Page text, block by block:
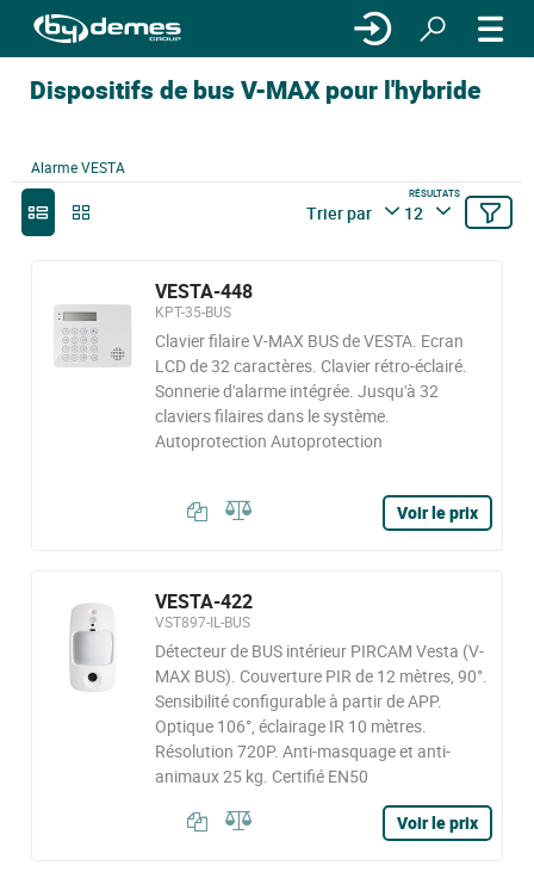
Dispositifs de bus V-MAX pour l'hybride
Alarme VESTA
Trier par
RÉSULTATS
12
VESTA-448
KPT-35-BUS
Clavier filaire V-MAX BUS de VESTA. Ecran
LCD de 32 caractères. Clavier rétro-éclairé.
Sonnerie d'alarme intégrée. Jusqu'à 32
claviers filaires dans le système.
Autoprotection Autoprotection
Voir le prix
VESTA-422
VST897-IL-BUS
Détecteur de BUS intérieur PIRCAM Vesta (V-
MAX BUS). Couverture PIR de 12 mètres, 90°.
Sensibilité configurable à partir de APP.
Optique 106°, éclairage IR 10 mètres.
Résolution 720P. Anti-masquage et anti-
animaux 25 kg. Certifié EN50
Voir le prix